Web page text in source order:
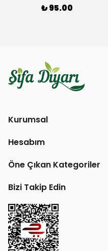
₺ 95.00
Kurumsal
Hesabım
Öne Çıkan Kategoriler
Bizi Takip Edin